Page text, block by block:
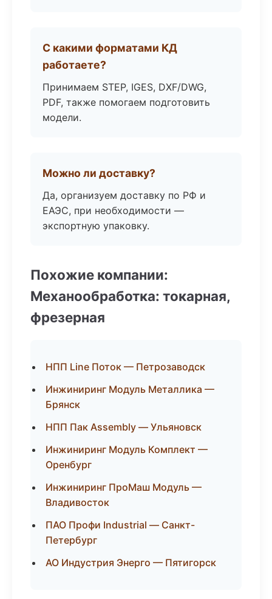
С какими форматами КД
работаете?
Принимаем STEP, IGES, DXF/DWG,
PDF, также помогаем подготовить
модели.
Можно ли доставку?
Да, организуем доставку по РФ и
ЕАЭС, при необходимости —
экспортную упаковку.
Похожие компании:
Механообработка: токарная,
фрезерная
НПП Line Поток — Петрозаводск
Инжиниринг Модуль Металлика —
Брянск
НПП Пак Assembly — Ульяновск
Инжиниринг Модуль Комплект —
Оренбург
Инжиниринг ПроМаш Модуль —
Владивосток
ПАО Профи Industrial — Санкт-
Петербург
АО Индустрия Энерго — Пятигорск